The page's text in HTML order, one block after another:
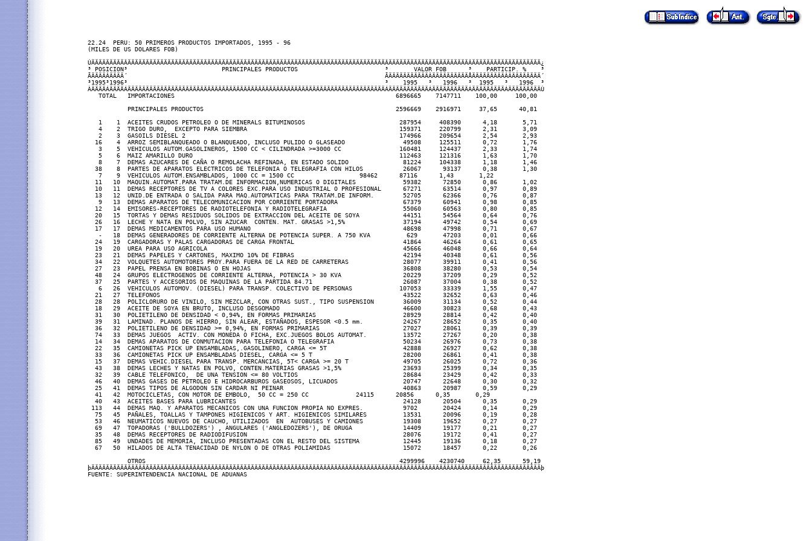
22.24  PERU: 50 PRIMEROS PRODUCTOS IMPORTADOS, 1995 - 96
(MILES DE US DOLARES FOB)
ÚÄÄÄÄÄÄÄÄÄÂÄÄÄÄÄÄÄÄÄÄÄÄÄÄÄÄÄÄÄÄÄÄÄÄÄÄÄÄÄÄÄÄÄÄÄÄÄÄÄÄÄÄÄÄÄÄÄÄÄÄÄÄÄÄÄÄÄÄÄÄÄÄÄÄÄÄÄÄÄÄÄÂÄÄÄÄÄÄÄÄÄÄÄÄÄÄÄÄÄÄÄÄÄÄÂÄÄÄÄÄÄÄÄÄÄÄÄÄÄÄÄÄÄÄ¿
³ POSICION³                          PRINCIPALES PRODUCTOS                        ³       VALOR FOB      ³    PARTICIP. %    ³
ÃÄÄÄÄÂÄÄÄÄ´                                                                       ÃÄÄÄÄÄÄÄÄÄÄÄÂÄÄÄÄÄÄÄÄÄÄÅÄÄÄÄÄÄÄÄÄÂÄÄÄÄÄÄÄÄÄ´
³1995³1996³                                                                       ³    1995   ³   1996   ³  1995   ³   1996  ³
ÀÄÄÄÄÁÄÄÄÄÁÄÄÄÄÄÄÄÄÄÄÄÄÄÄÄÄÄÄÄÄÄÄÄÄÄÄÄÄÄÄÄÄÄÄÄÄÄÄÄÄÄÄÄÄÄÄÄÄÄÄÄÄÄÄÄÄÄÄÄÄÄÄÄÄÄÄÄÄÄÄÄÁÄÄÄÄÄÄÄÄÄÄÄÁÄÄÄÄÄÄÄÄÄÄÁÄÄÄÄÄÄÄÄÄÁÄÄÄÄÄÄÄÄÄÙ
   TOTAL   IMPORTACIONES                                                             6896665    7147711    100,00     100,00
           PRINCIPALES PRODUCTOS                                                     2596669    2916971     37,65      40,81
   1    1  ACEITES CRUDOS PETROLEO O DE MINERALS BITUMINOSOS                          287954     408390      4,18       5,71
   4    2  TRIGO DURO,  EXCEPTO PARA SIEMBRA                                          159371     220799      2,31       3,09
   2    3  GASOILS DIESEL 2                                                           174966     209654      2,54       2,93
  16    4  ARROZ SEMIBLANQUEADO O BLANQUEADO, INCLUSO PULIDO O GLASEADO                49508     125511      0,72       1,76
   3    5  VEHICULOS AUTOM.GASOLINEROS, 1500 CC < CILINDRADA >=3000 CC                160481     124437      2,33       1,74
   5    6  MAIZ AMARILLO DURO                                                         112463     121316      1,63       1,70
   8    7  DEMAS AZUCARES DE CAÑA O REMOLACHA REFINADA, EN ESTADO SOLIDO               81224     104338      1,18       1,46
  38    8  PARTES DE APARATOS ELECTRICOS DE TELEFONIA O TELEGRAFIA CON HILOS           26067      93137      0,38       1,30
   7    9  VEHICULOS AUTOM.ENSAMBLADOS, 1000 CC
= 1500 CC                  98462      87116      1,43       1,22
  11   10  MAQUIN.AUTOMAT.PARA TRATAM.DE INFORMACION,NUMERICAS O DIGITALES             59382      72850      0,86       1,02
  10   11  DEMAS RECEPTORES DE TV A COLORES EXC.PARA USO INDUSTRIAL O PROFESIONAL      67271      63514      0,97       0,89
  13   12  UNID.DE ENTRADA O SALIDA PARA MAQ.AUTOMATICAS PARA TRATAM.DE INFORM.        52705      62366      0,76       0,87
   9   13  DEMAS APARATOS DE TELECOMUNICACION POR CORRIENTE PORTADORA                  67379      60941      0,98       0,85
  12   14  EMISORES-RECEPTORES DE RADIOTELEFONIA Y RADIOTELEGRAFIA                     55060      60563      0,80       0,85
  20   15  TORTAS Y DEMAS RESIDUOS SOLIDOS DE EXTRACCION DEL ACEITE DE SOYA            44151      54564      0,64       0,76
  26   16  LECHE Y NATA EN POLVO, SIN AZUCAR  CONTEN. MAT. GRASAS >1,5%                37194      49742      0,54       0,69
  17   17  DEMAS MEDICAMENTOS PARA USO HUMANO                                          48698      47998      0,71       0,67
   -   18  DEMAS GENERADORES DE CORRIENTE ALTERNA DE POTENCIA SUPER. A 750 KVA          629       47203      0,01       0,66
  24   19  CARGADORAS Y PALAS CARGADORAS DE CARGA FRONTAL                              41864      46264      0,61       0,65
  19   20  UREA PARA USO AGRICOLA                                                      45666      46048      0,66       0,64
  23   21  DEMAS PAPELES Y CARTONES, MAXIMO 10% DE FIBRAS                              42194      40348      0,61       0,56
  34   22  VOLQUETES AUTOMOTORES PROY.PARA FUERA DE LA RED DE CARRETERAS               28077      39911      0,41       0,56
  27   23  PAPEL PRENSA EN BOBINAS O EN HOJAS                                          36808      38280      0,53       0,54
  48   24  GRUPOS ELECTROGENOS DE CORRIENTE ALTERNA, POTENCIA > 30 KVA                 20229      37209      0,29       0,52
  37   25  PARTES Y ACCESORIOS DE MAQUINAS DE LA PARTIDA 84.71                         26087      37004      0,38       0,52
   6   26  VEHICULOS AUTOMOV. (DIESEL) PARA TRANSP. COLECTIVO DE PERSONAS             107053      33339      1,55       0,47
  21   27  TELEFONOS                                                                   43522      32652      0,63       0,46
  28   28  POLICLORURO DE VINILO, SIN MEZCLAR, CON OTRAS SUST., TIPO SUSPENSION        36009      31134      0,52       0,44
  18   29  ACEITE DE SOYA EN BRUTO, INCLUSO DESGOMADO                                  46600      30823      0,68       0,43
  31   30  POLIETILENO DE DENSIDAD < 0,94%, EN FORMAS PRIMARIAS                        28929      28814      0,42       0,40
  39   31  LAMINAD. PLANOS DE HIERRO, SIN ALEAR, ESTAÑADOS, ESPESOR <0.5 mm.           24267      28652      0,35       0,40
  36   32  POLIETILENO DE DENSIDAD >= 0,94%, EN FORMAS PRIMARIAS                       27027      28061      0,39       0,39
  74   33  DEMAS JUEGOS  ACTIV. CON MONEDA O FICHA, EXC.JUEGOS BOLOS AUTOMAT.          13572      27267      0,20       0,38
  14   34  DEMAS APARATOS DE CONMUTACION PARA TELEFONIA O TELEGRAFIA                   50234      26976      0,73       0,38
  22   35  CAMIONETAS PICK UP ENSAMBLADAS,.GASOLINERO, CARGA <= 5T                     42888      26927      0,62       0,38
  33   36  CAMIONETAS PICK UP ENSAMBLADAS DIESEL, CARGA <= 5 T                         28200      26861      0,41       0,38
  15   37  DEMAS VEHIC.DIESEL PARA TRANSP. MERCANCIAS, 5T< CARGA >= 20 T               49705      26025      0,72       0,36
  43   38  DEMAS LECHES Y NATAS EN POLVO, CONTEN.MATERIAS GRASAS >1,5%                 23693      25399      0,34       0,35
  32   39  CABLE TELEFONICO,  DE UNA TENSION <= 80 VOLTIOS                             28684      23429      0,42       0,33
  46   40  DEMAS GASES DE PETROLEO E HIDROCARBUROS GASEOSOS, LICUADOS                  20747      22648      0,30       0,32
  25   41  DEMAS TIPOS DE ALGODON SIN CARDAR NI PEINAR                                 40863      20987      0,59       0,29
  41   42  MOTOCICLETAS, CON MOTOR DE EMBOLO,  50 CC
= 250 CC             24115      20856      0,35       0,29
  40   43  ACEITES BASES PARA LUBRICANTES                                              24128      20504      0,35       0,29
113   44  DEMAS MAQ. Y APARATOS MECANICOS CON UNA FUNCION PROPIA NO EXPRES.           9702       20424      0,14       0,29
  75   45  PAÑALES, TOALLAS Y TAMPONES HIGIENICOS Y ART. HIGIENICOS SIMILARES          13531      20096      0,19       0,28
  53   46  NEUMATICOS NUEVOS DE CAUCHO, UTILIZADOS  EN  AUTOBUSES Y CAMIONES           19308      19652      0,27       0,27
  69   47  TOPADORAS ('BULLDOZERS') , ANGULARES ('ANGLEDOZERS'), DE ORUGA              14409      19177      0,21       0,27
  35   48  DEMAS RECEPTORES DE RADIODIFUSION                                           28076      19172      0,41       0,27
  85   49  UNDADES DE MEMORIA, INCLUSO PRESENTADAS CON EL RESTO DEL SISTEMA            12445      19136      0,18       0,27
  67   50  HILADOS DE ALTA TENACIDAD DE NYLON O DE OTRAS POLIAMIDAS                    15072      18457      0,22       0,26
           OTROS                                                                      4299996    4230740     62,35      59,19
þÄÄÄÄÄÄÄÄÄÄÄÄÄÄÄÄÄÄÄÄÄÄÄÄÄÄÄÄÄÄÄÄÄÄÄÄÄÄÄÄÄÄÄÄÄÄÄÄÄÄÄÄÄÄÄÄÄÄÄÄÄÄÄÄÄÄÄÄÄÄÄÄÄÄÄÄÄÄÄÄÄÄÄÄÄÄÄÄÄÄÄÄÄÄÄÄÄÄÄÄÄÄÄÄÄÄÄÄÄÄÄÄÄÄÄÄÄÄÄÄÄÄÄÄþ
FUENTE: SUPERINTENDENCIA NACIONAL DE ADUANAS